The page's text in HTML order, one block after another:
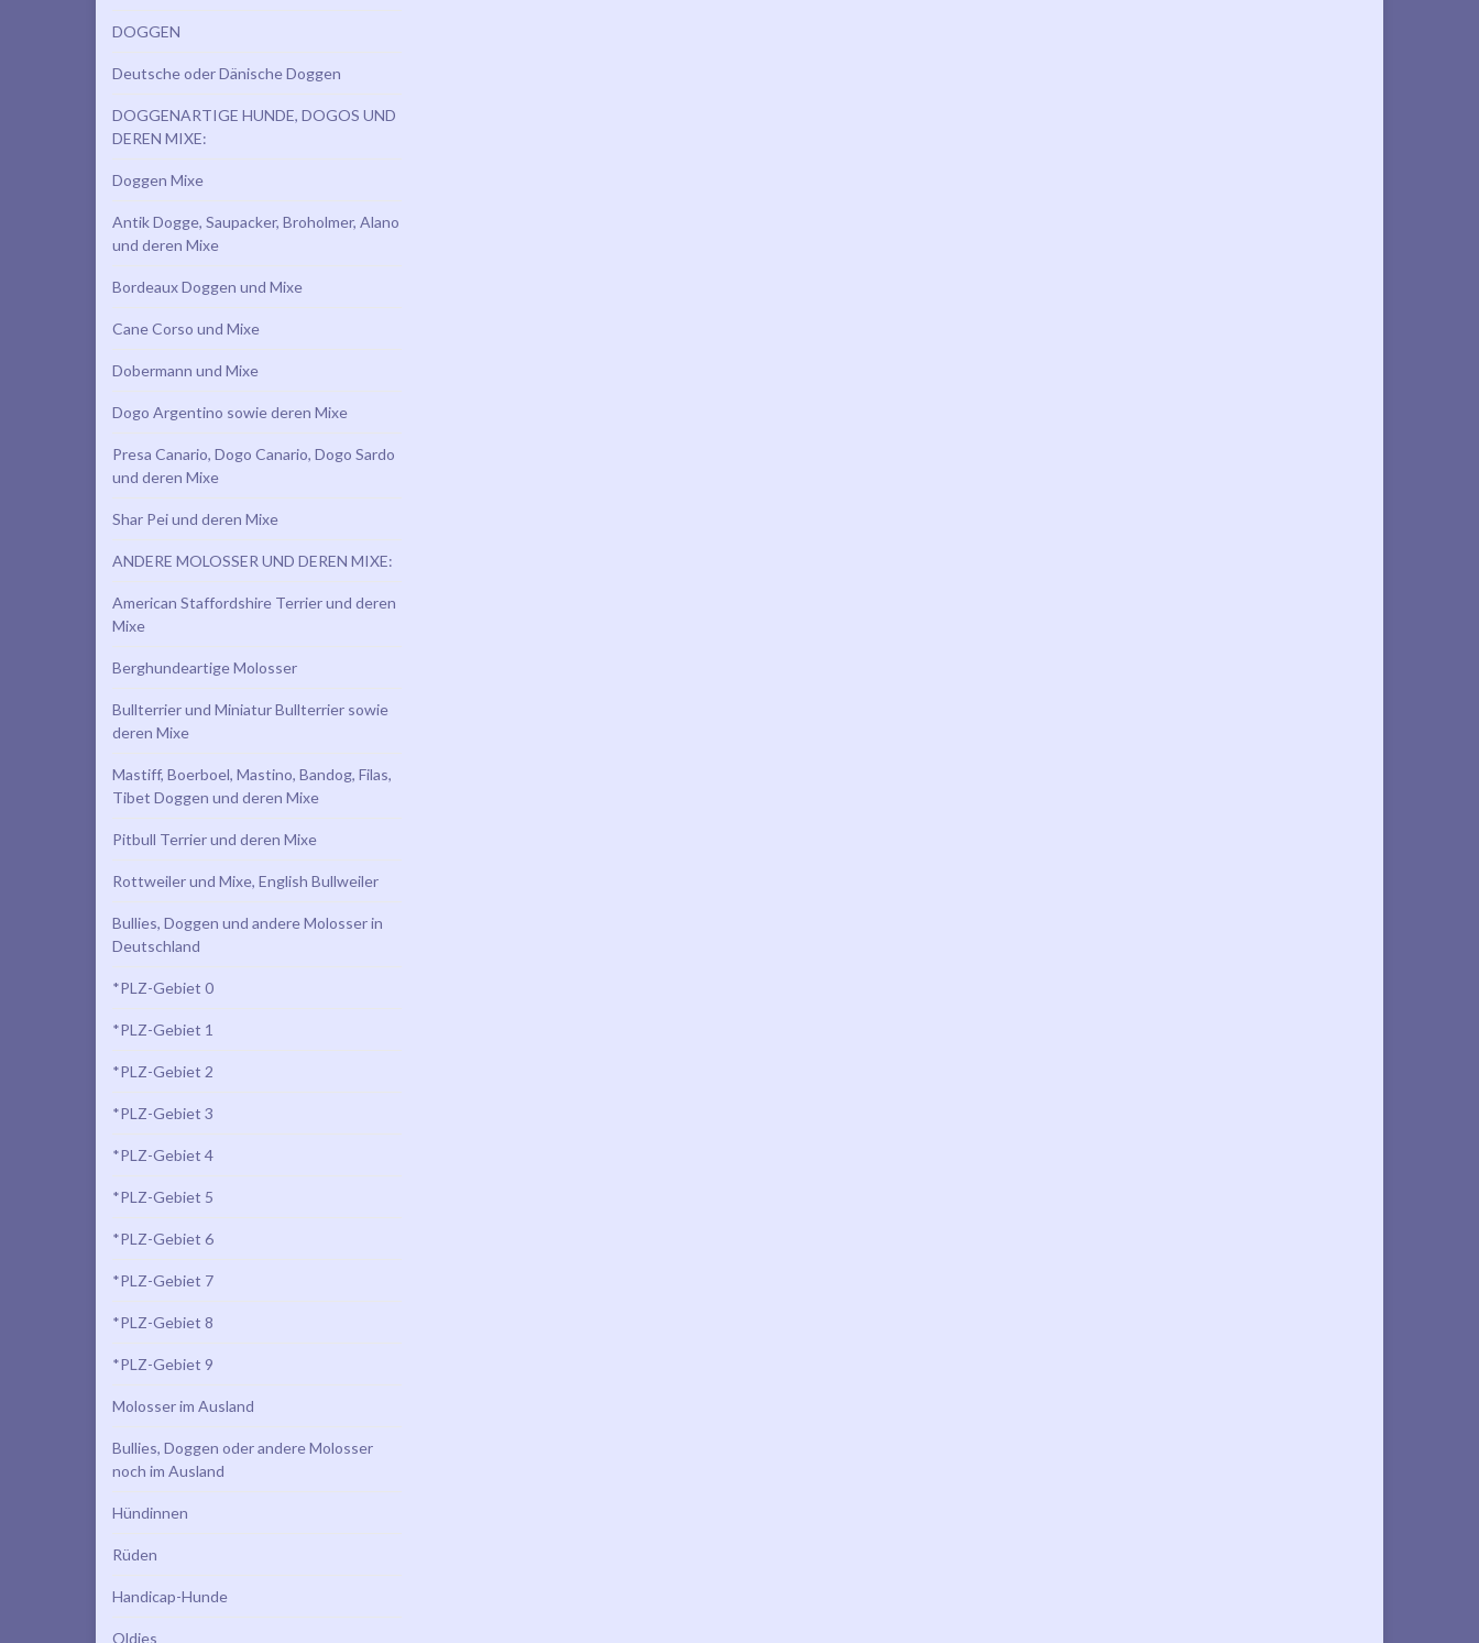
DOGGEN
Deutsche oder Dänische Doggen
DOGGENARTIGE HUNDE, DOGOS UND
DEREN MIXE:
Doggen Mixe
Antik Dogge, Saupacker, Broholmer, Alano
und deren Mixe
Bordeaux Doggen und Mixe
Cane Corso und Mixe
Dobermann und Mixe
Dogo Argentino sowie deren Mixe
Presa Canario, Dogo Canario, Dogo Sardo
und deren Mixe
Shar Pei und deren Mixe
ANDERE MOLOSSER UND DEREN MIXE:
American Staffordshire Terrier und deren
Mixe
Berghundeartige Molosser
Bullterrier und Miniatur Bullterrier sowie
deren Mixe
Mastiff, Boerboel, Mastino, Bandog, Filas,
Tibet Doggen und deren Mixe
Pitbull Terrier und deren Mixe
Rottweiler und Mixe, English Bullweiler
Bullies, Doggen und andere Molosser in
Deutschland
*PLZ-Gebiet 0
*PLZ-Gebiet 1
*PLZ-Gebiet 2
*PLZ-Gebiet 3
*PLZ-Gebiet 4
*PLZ-Gebiet 5
*PLZ-Gebiet 6
*PLZ-Gebiet 7
*PLZ-Gebiet 8
*PLZ-Gebiet 9
Molosser im Ausland
Bullies, Doggen oder andere Molosser
noch im Ausland
Hündinnen
Rüden
Handicap-Hunde
Oldies